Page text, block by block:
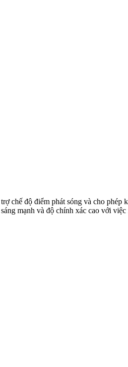
chế độ điểm phát sóng và cho
mạnh và độ chính xác cao với